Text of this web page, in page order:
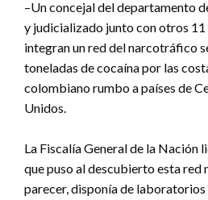
–Un concejal del departamento
y judicializado junto con otros 11
integran un red del narcotráfico
toneladas de cocaína por las
colombiano rumbo a países de
Unidos.
La Fiscalía General de la Nación
que puso al descubierto esta red
parecer, disponía de